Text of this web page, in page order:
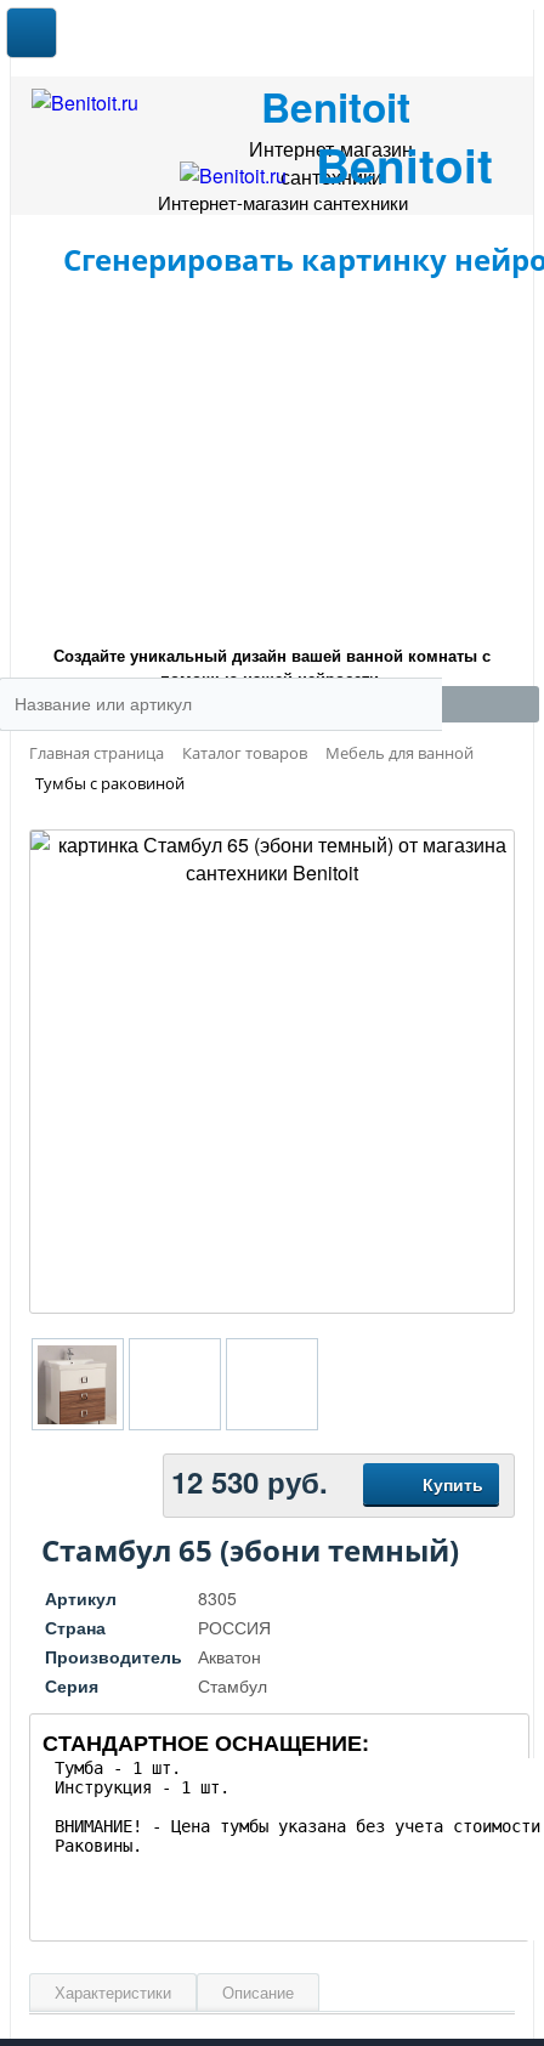
Benitoit
Интернет-магазин
сантехники
Benitoit
Интернет-магазин сантехники
Сгенерировать картинку
Создайте уникальный дизайн вашей ванной комнаты с
помощью нашей нейросети.
Главная страница Каталог товаров
Мебель для ванной
Тумбы с раковиной
12 530 руб. Купить
Стамбул 65 (эбони темный)
Артикул
8305
Страна
РОССИЯ
Производитель
Акватон
Серия
Стамбул
СТАНДАРТНОЕ ОСНАЩЕНИЕ:
Характеристики Описание